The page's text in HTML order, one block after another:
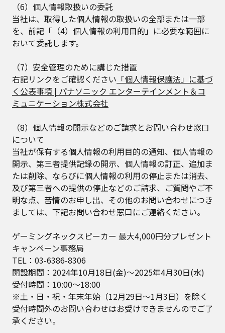
（6）個人情報取扱いの委託
当社は、取得した個人情報の取扱いの全部または一部
を、前記「（4）個人情報の利用目的」に必要な範囲に
おいて委託します。
（7）安全管理のために講じた措置
右記リンクをご確認ください 「個人情報保護法」に基づ
く公表事項 | パナソニック エンターテインメント＆コ
ミュニケーション株式会社
（8）個人情報の開示などのご請求とお問い合わせ窓口
について
当社が保有する個人情報の利用目的の通知、個人情報の
開示、第三者提供記録の開示、個人情報の訂正、追加ま
たは削除、ならびに個人情報の利用の停止または消去、
及び第三者への提供の停止などのご請求、ご質問やご不
明な点、苦情のお申し出、その他のお問い合わせにつき
ましては、下記お問い合わせ窓口にご連絡ください。
ゲーミングネックスピーカー 最大4,000円分プレゼント
キャンペーン事務局
TEL：03-6386-8306
開設期間：2024年10月18日(金)～2025年4月30日(水)
受付時間：10:00～18:00
※土・日・祝・年末年始（12月29日～1月3日）を除く
受付時間外のお問い合わせはお受けできませんのでご了
承ください。